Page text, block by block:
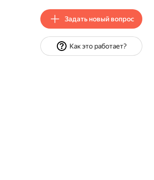
Задать новый вопрос
Как это работает?